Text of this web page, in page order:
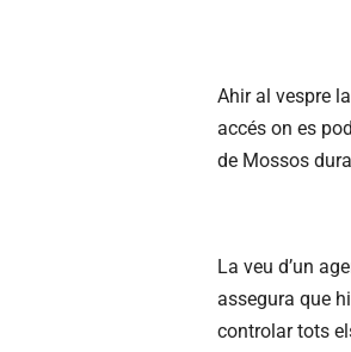
Ahir al vespre
accés on es
de Mossos
La veu d’un
assegura que
controlar tots